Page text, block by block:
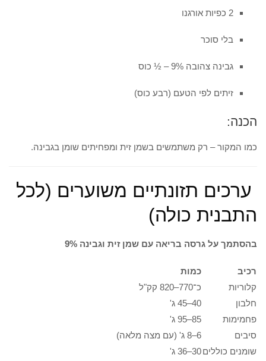
2 כפיות אורגנו
בלי סוכר
גבינה צהובה 9% – ½ כוס
זיתים לפי הטעם (רבע כוס)
הכנה:
כמו המקור – רק משתמשים בשמן זית ומפחיתים שומן בגבינה.
ערכים תזונתיים משוערים (לכל
התבנית כולה)
בהסתמך על גרסה בריאה עם שמן זית וגבינה 9%
רכיב
כמות
קלוריות
כ־770–820 קק"ל
חלבון
40–45 ג'
פחמימות
85–95 ג'
סיבים
6–8 ג' (עם מצה מלאה)
שומנים כוללים30–36 ג'